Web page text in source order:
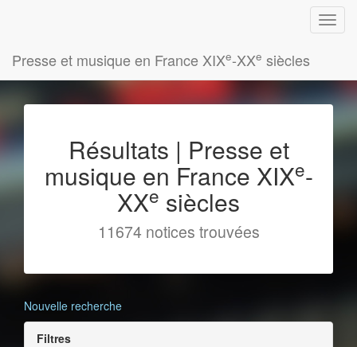
Presse et musique en France XIXe-XXe siècles
Résultats | Presse et
musique en France XIXe-
XXe siècles
11674 notices trouvées
Nouvelle recherche
Filtres